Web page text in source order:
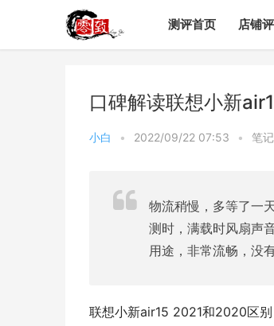
测评首页 店铺
口碑解读联想小新
小白 • 2022/09/22 07:53 • 笔
物流稍慢，多等了一
测时，满载时风扇声
用途，非常流畅，没
联想小新air15 2021和2020区